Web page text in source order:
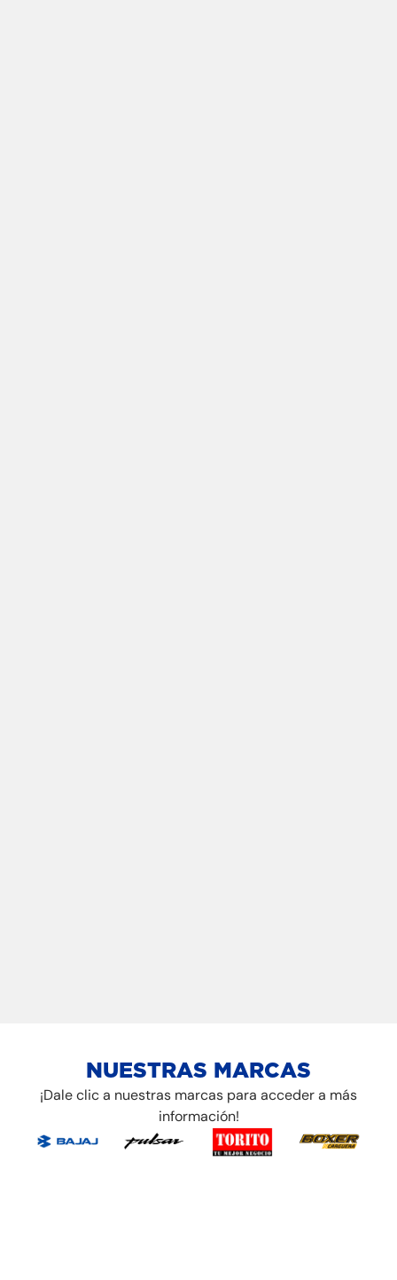
NUESTRAS MARCAS
¡Dale clic a nuestras marcas para acceder a más
información!